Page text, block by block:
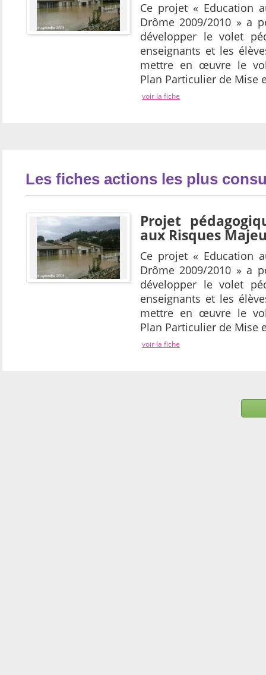
Ce projet « Education
Drôme 2009/2010 » a
développer le volet
enseignants et les
mettre en œuvre le
Plan Particulier de Mise
voir la fiche
Les fiches actions les plus
Projet
aux Risques
Ce projet « Education
Drôme 2009/2010 » a
développer le volet
enseignants et les
mettre en œuvre le
Plan Particulier de Mise
voir la fiche